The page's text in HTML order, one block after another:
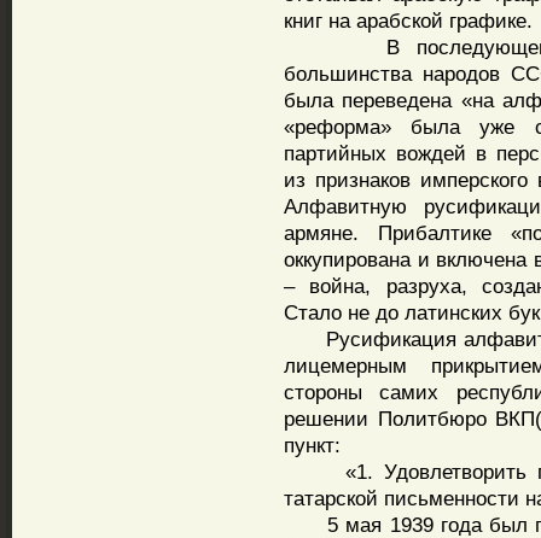
книг на арабской графике.
В последующем, в
большинства народов
была переведена «на
«реформа» была уже
партийных вождей в
из признаков
Алфавитную
армяне. Прибалтике
оккупирована и
– война, разруха,
Стало не до латинских
Русификация
лицемерным
стороны самих
решении Политбюро
пункт:
«1. Удовлетворить
татарской письменности
5 мая 1939 года был